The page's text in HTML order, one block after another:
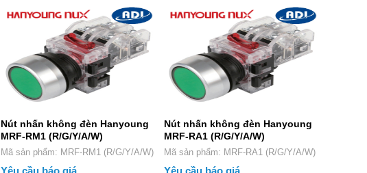
Nút nhấn không đèn Hanyoung
MRF-RM1 (R/G/Y/A/W)
Mã sản phẩm: MRF-RM1 (R/G/Y/A/W)
Yêu cầu báo giá
Nút nhấn không đèn Hanyoung
MRF-RA1 (R/G/Y/A/W)
Mã sản phẩm: MRF-RA1 (R/G/Y/A/W)
Yêu cầu báo giá